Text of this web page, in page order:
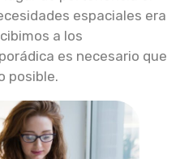
espaciales era
a los
es necesario que
posible.